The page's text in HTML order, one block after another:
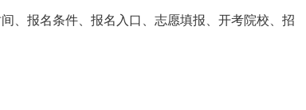
、报名条件、报名入口、志愿填报、开考院校、招